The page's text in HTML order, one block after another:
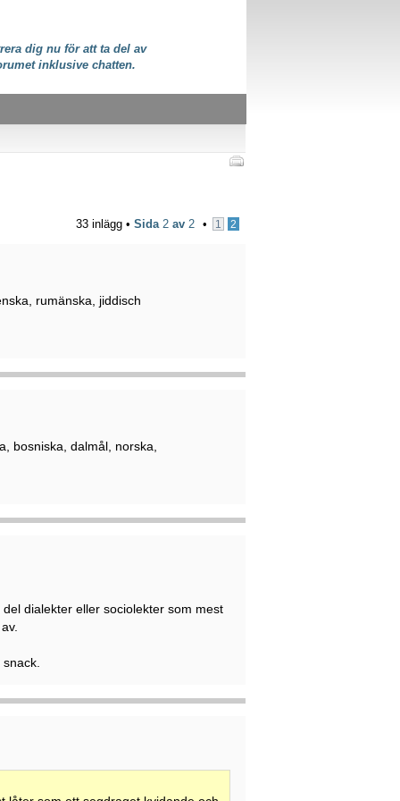
dig nu för att ta del av
inklusive chatten.
33 inlägg • Sida 2 av 2 • 1 2
rumänska, jiddisch
bosniska, dalmål, norska,
dialekter eller sociolekter som mest